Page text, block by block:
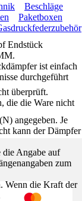
Endstück
ist einfach
durchgeführt
angegeben. Je
kann der Dämpfer
die Angabe auf
zum
Wenn die Kraft der
Beschläge
Paketboxen
überprüft.
die die Ware nicht